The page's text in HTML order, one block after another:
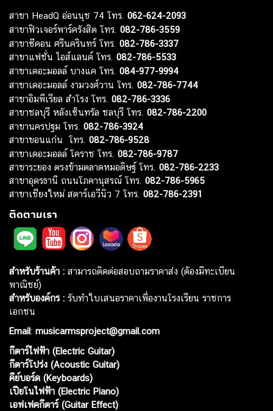
สาขา HeadQ อ่อนนุช 74 โทร. 062-624-2093
สาขาฟิวเจอร์พาร์ครังสิต โทร. 082-786-3559
สาขาซีคอน ศรีนครินทร์ โทร. 082-786-3337
สาขาแฟชั่น ไอส์แลนด์ โทร. 082-786-5533
สาขาเดอะมอลล์ บางแค โทร. 084-977-9994
สาขาเดอะมอลล์ งามวงศ์วาน โทร. 082-786-7744
สาขาอิมพีเรียล สำโรง โทร. 082-786-3336
สาขาชลบุรี หลังเซ็นทรัล ชลบุรี โทร. 082-786-2200
สาขานครปฐม โทร. 082-786-3924
สาขาขอนแก่น โทร. 082-786-9528
สาขาเดอะมอลล์ โคราช โทร. 082-786-9787
สาขาระยอง ตรงข้ามตลาดหมอดิษฐ์ โทร. 082-786-2233
สาขาอุดรธานี ถนนโภคานุสรณ์ โทร. 082-786-5965
สาขาเชียงใหม่ สตาร์เอวีนิว 7 โทร. 082-786-2391
ติดตามเรา
สำหรับร้านค้า : สามารถติดต่อสอบถามราคาส่ง (ต้องมีทะเบียน
พาณิชย์)
สำหรับองค์กร : รับทำใบเสนอราคาเพื่องานโรงเรียน ราชการ
เอกชน
Email: musicarmsproject@gmail.com
กีตาร์ไฟฟ้า (Electric Guitar)
กีตาร์โปร่ง (Acoustic Guitar)
คีย์บอร์ด (Keyboards)
เปียโนไฟฟ้า (Electric Piano)
เอฟเฟคกีตาร์ (Guitar Effect)